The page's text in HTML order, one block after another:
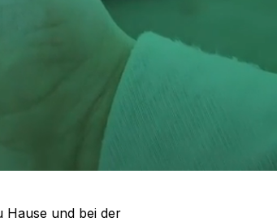
Hause und bei der